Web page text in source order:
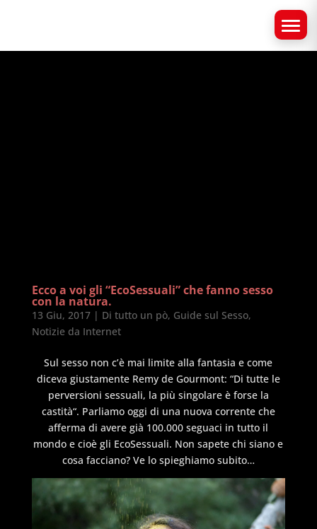
Ecco a voi gli “EcoSessuali” che fanno sesso
con la natura.
13 Giu, 2017| Di tutto un pò, Guide sul Sesso,
Notizie da Internet
Sul sesso non c’è mai limite alla fantasia e come
diceva giustamente Remy de Gourmont: “Di tutte le
perversioni sessuali, la più singolare è forse la
castità“. Parliamo oggi di una nuova corrente che
afferma di avere già 100.000 seguaci in tutto il
mondo e cioè gli EcoSessuali. Non sapete chi siano e
cosa facciano? Ve lo spieghiamo subito…